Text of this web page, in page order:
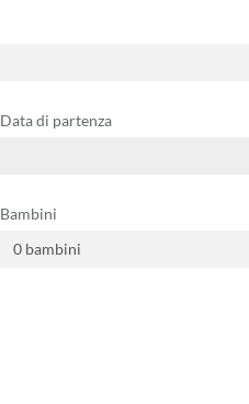
Data di partenza
Bambini